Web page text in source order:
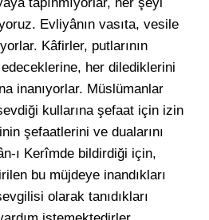
Evliyânın vasıta, vesile
Kâfirler, putlarının
her dilediklerini
inanıyorlar. Müslümanlar
kullarına şefaat için izin
şefaatlerini ve dualarını
ı Kerîmde bildirdiği için,
bu müjdeye inandıkları
olarak tanıdıkları